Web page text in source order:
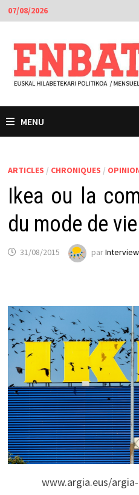
Passer
au
contenu
07/08/2026
MENU
ARTICLES / CHRONIQUES /
Ikea ou la
du mode de
31/08/2015 parInterview
www.argia.eus/